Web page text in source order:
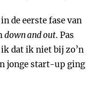
de eerste fase van
down and out. Pas
dat ik niet bij zo’n
jonge start-up ging